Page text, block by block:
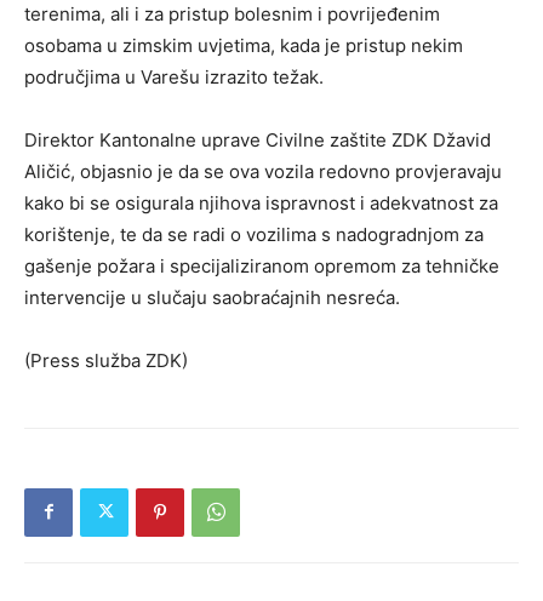
terenima, ali i za pristup bolesnim i povrijeđenim
osobama u zimskim uvjetima, kada je pristup nekim
područjima u Varešu izrazito težak.
Direktor Kantonalne uprave Civilne zaštite ZDK Džavid
Aličić, objasnio je da se ova vozila redovno provjeravaju
kako bi se osigurala njihova ispravnost i adekvatnost za
korištenje, te da se radi o vozilima s nadogradnjom za
gašenje požara i specijaliziranom opremom za tehničke
intervencije u slučaju saobraćajnih nesreća.
(Press služba ZDK)